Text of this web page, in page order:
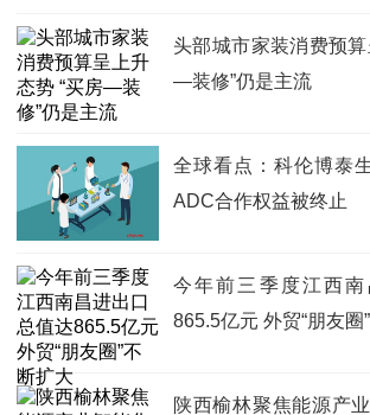
头部城市家装消费预
—装修”仍是主流
全球看点：科伦博泰
ADC合作权益被终止
今年前三季度江西
865.5亿元 外贸“朋友圈
陕西榆林聚焦能源产